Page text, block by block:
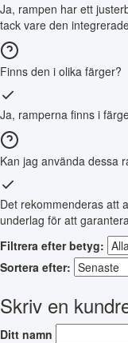
Ja, rampen har ett
tack vare den
Finns den i olika färger?
Ja, ramperna finns i
Kan jag använda dessa
Det rekommenderas att
underlag för att
Filtrera efter betyg:
Sortera efter:
Skriv en
Ditt namn